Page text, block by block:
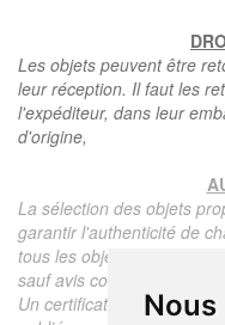
Les objets peuvent être
leur réception. Il faut les
l'expéditeur, dans leur
d'origine,
La sélection des objets
garantir l'authenticité de
tous les objets proposés
sauf avis contraire ou
Un certificat d'authenticité